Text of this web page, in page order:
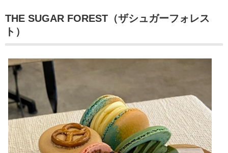
THE SUGAR FOREST（ザシュガーフォレス
ト）